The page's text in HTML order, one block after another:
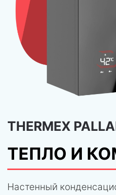
THERMEX
ТЕПЛО И
Настенный